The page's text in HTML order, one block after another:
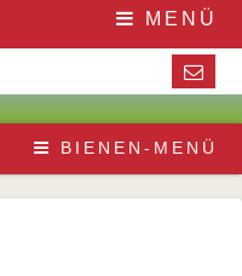
MENÜ
BIENEN-MENÜ